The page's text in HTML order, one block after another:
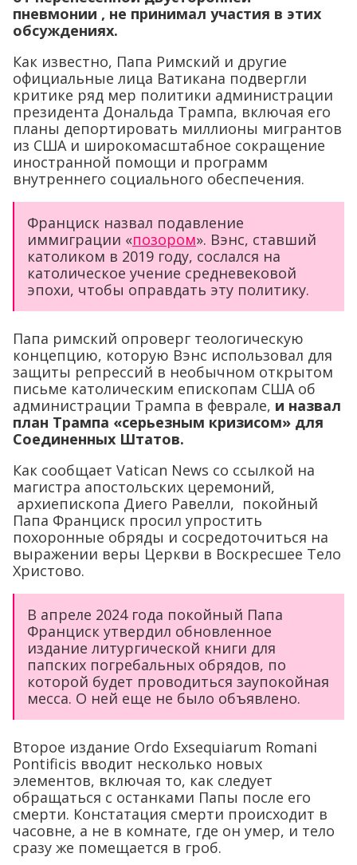
пневмонии , не принимал участия в этих
обсуждениях.
Как известно, Папа Римский и другие
официальные лица Ватикана подвергли
критике ряд мер политики администрации
президента Дональда Трампа, включая его
планы депортировать миллионы мигрантов
из США и широкомасштабное сокращение
иностранной помощи и программ
внутреннего социального обеспечения.
Франциск назвал подавление
иммиграции «позором». Вэнс, ставший
католиком в 2019 году, сослался на
католическое учение средневековой
эпохи, чтобы оправдать эту политику.
Папа римский опроверг теологическую
концепцию, которую Вэнс использовал для
защиты репрессий в необычном открытом
письме католическим епископам США об
администрации Трампа в феврале, и назвал
план Трампа «серьезным кризисом» для
Соединенных Штатов.
Как сообщает Vatican News со ссылкой на
магистра апостольских церемоний,
архиепископа Диего Равелли, покойный
Папа Франциск просил упростить
похоронные обряды и сосредоточиться на
выражении веры Церкви в Воскресшее Тело
Христово.
В апреле 2024 года покойный Папа
Франциск утвердил обновленное
издание литургической книги для
папских погребальных обрядов, по
которой будет проводиться заупокойная
месса. О ней еще не было объявлено.
Второе издание Ordo Exsequiarum Romani
Pontificis вводит несколько новых
элементов, включая то, как следует
обращаться с останками Папы после его
смерти. Констатация смерти происходит в
часовне, а не в комнате, где он умер, и тело
сразу же помещается в гроб.